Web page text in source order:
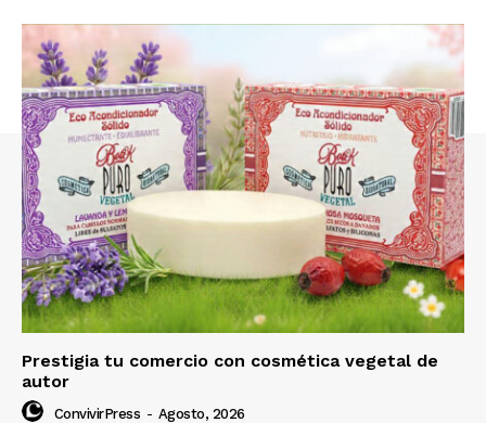
Prestigia tu comercio con cosmética vegetal de
autor
ConvivirPress - Agosto, 2026